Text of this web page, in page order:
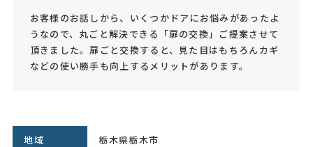
お客様のお話しから、いくつかドアにお悩みがあったよ
うなので、丸ごと解決できる「扉の交換」ご提案させて
頂きました。扉ごと交換すると、見た目はもちろんカギ
などの使い勝手も向上するメリットがあります。
地域 栃木県栃木市